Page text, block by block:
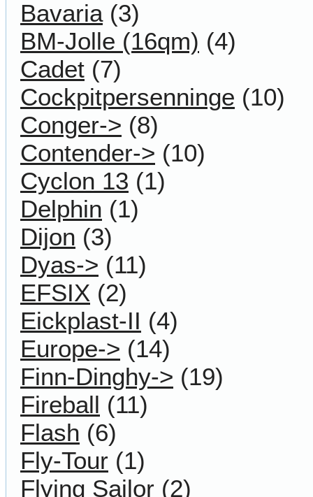
Bavaria(3)
BM-Jolle (16qm) (4)
Cadet (7)
Cockpitpersenninge (10)
Conger-> (8)
Contender-> (10)
Cyclon 13 (1)
Delphin (1)
Dijon (3)
Dyas-> (11)
EFSIX (2)
Eickplast-II (4)
Europe-> (14)
Finn-Dinghy-> (19)
Fireball (11)
Flash (6)
Fly-Tour (1)
Flying Sailor (2)